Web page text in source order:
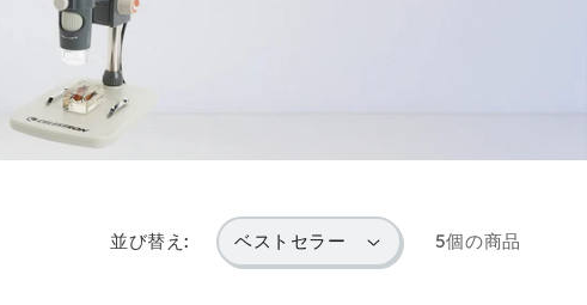
並び替え: 5個の商品